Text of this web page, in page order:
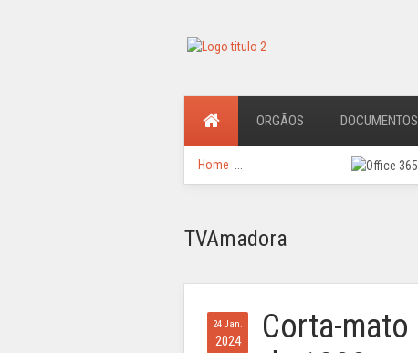
ORGÃOS DOCUMENTOS
Home
TVAmadora
24 Jan.
2024
Corta-